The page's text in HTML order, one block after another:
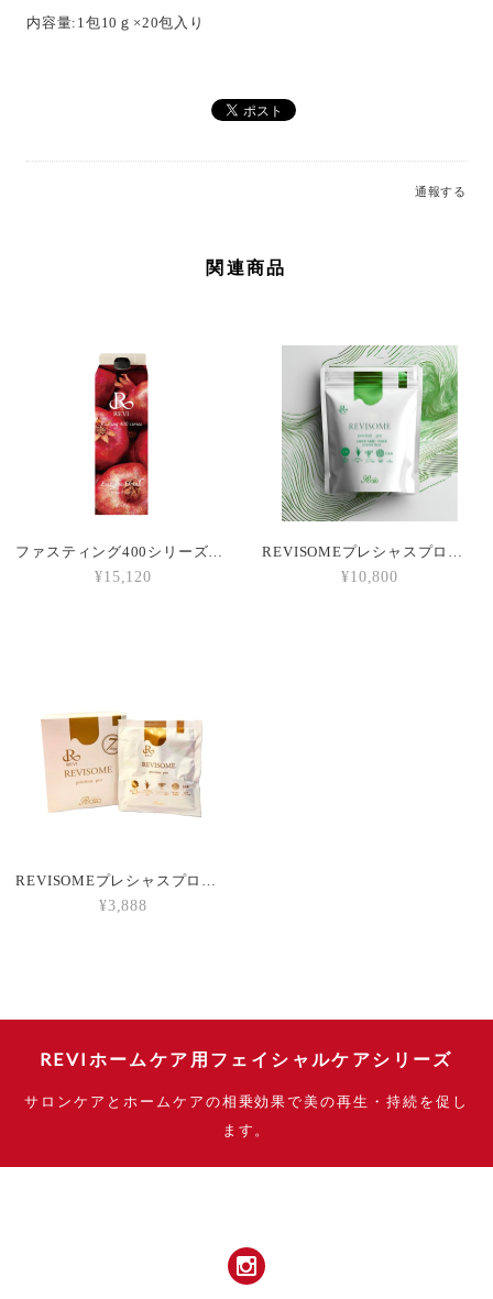
内容量:1包10ｇ×20包入り
通報する
関連商品
ファスティング400シリーズEnzyme Drink
¥15,120
REVISOMEプレシャスプロ 抹茶ラテ味
¥10,800
REVISOMEプレシャスプロほうじ茶ラテ味 7days
¥3,888
REVIホームケア用フェイシャルケアシリーズ
サロンケアとホームケアの相乗効果で美の再生・持続を促し
ます。